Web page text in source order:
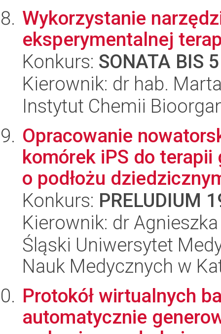
Wykorzystanie
eksperymentalnej
Konkurs: SONATA BIS 5
Kierownik: dr hab.
Instytut Chemii
Opracowanie
komórek iPS do
o podłożu
Konkurs: PRELUDIUM
Kierownik: dr
Śląski Uniwersytet
Nauk Medycznych w
Protokół wirtualnych
automatycznie